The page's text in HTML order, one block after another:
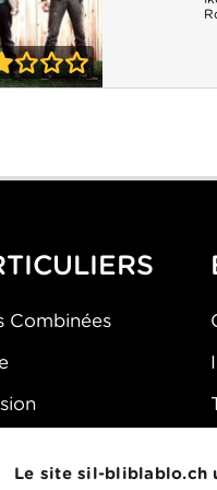
Le site sil-bliblablo.ch
Combinées